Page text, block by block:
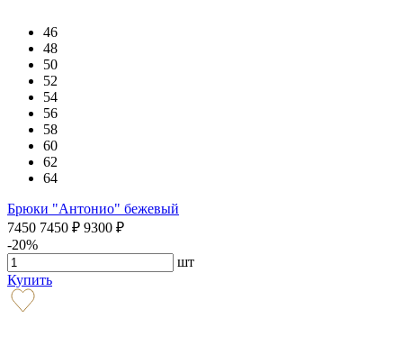
46
48
50
52
54
56
58
60
62
64
Брюки "Антонио" бежевый
7450 7450 ₽ 9300 ₽
-20%
шт
Купить